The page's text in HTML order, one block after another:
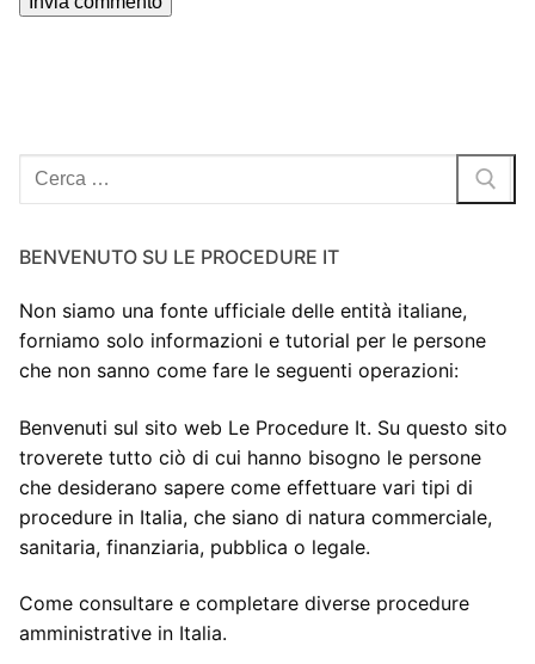
Cerca:
BENVENUTO SU LE PROCEDURE IT
Non siamo una fonte ufficiale delle entità italiane,
forniamo solo informazioni e tutorial per le persone
che non sanno come fare le seguenti operazioni:
Benvenuti sul sito web Le Procedure It. Su questo sito
troverete tutto ciò di cui hanno bisogno le persone
che desiderano sapere come effettuare vari tipi di
procedure in Italia, che siano di natura commerciale,
sanitaria, finanziaria, pubblica o legale.
Come consultare e completare diverse procedure
amministrative in Italia.